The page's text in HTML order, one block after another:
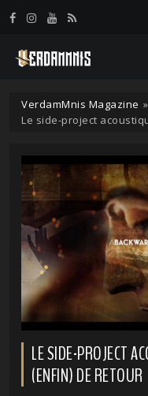
VerdamMnis Magazine »
Le side-project
LE SIDE-PROJECT
(ENFIN) DE RETOUR
Panneau de gestion des